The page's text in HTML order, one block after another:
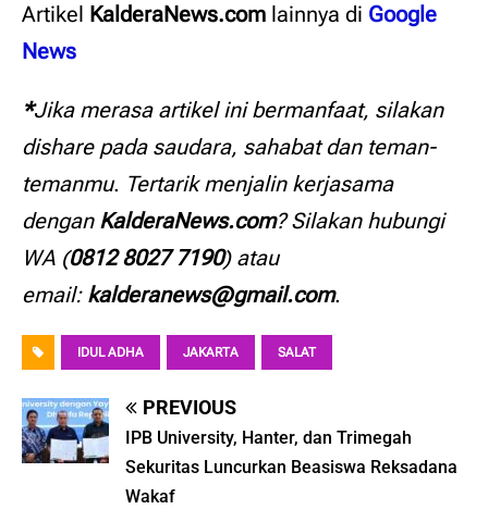
Artikel KalderaNews.com lainnya di Google
News
*Jika merasa artikel ini bermanfaat, silakan
dishare pada saudara, sahabat dan teman-
temanmu. Tertarik menjalin kerjasama
dengan KalderaNews.com? Silakan hubungi
WA (0812 8027 7190) atau
email: kalderanews@gmail.com.
IDUL ADHA JAKARTA SALAT
PREVIOUS
IPB University, Hanter, dan Trimegah
Sekuritas Luncurkan Beasiswa Reksadana
Wakaf